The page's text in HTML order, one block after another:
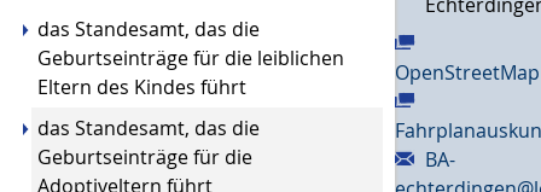
das Standesamt, das die
Geburtseinträge für die leiblichen
Eltern des Kindes führt
das Standesamt, das die
Geburtseinträge für die
Adoptiveltern führt
OpenStreetMap
BA-